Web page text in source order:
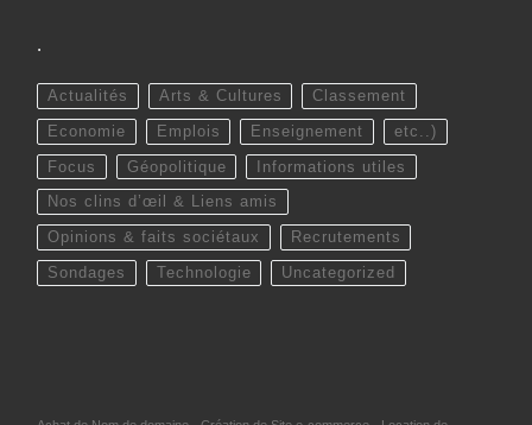
.
Actualités Arts & Cultures Classement
Economie Emplois Enseignement etc..)
Focus Géopolitique Informations utiles
Nos clins d’œil & Liens amis
Opinions & faits sociétaux Recrutements
Sondages Technologie Uncategorized